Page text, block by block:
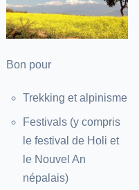
Bon pour
Trekking et alpinisme
Festivals (y compris
le festival de Holi et
le Nouvel An
népalais)